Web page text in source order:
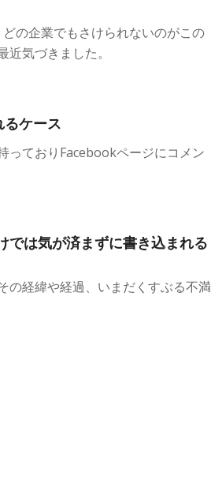
の企業でもさけられないのがこの
気づきました。
ケース
っておりFacebookページにコメン
では気が済まずに書き込まれる
の経緯や経過、いまだくすぶる不満